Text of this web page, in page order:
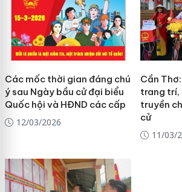
Các mốc thời gian đáng chú
ý sau Ngày bầu cử đại biểu
Quốc hội và HĐND các cấp
12/03/2026
Cần
trang trí,
truyền
cử
11/03/